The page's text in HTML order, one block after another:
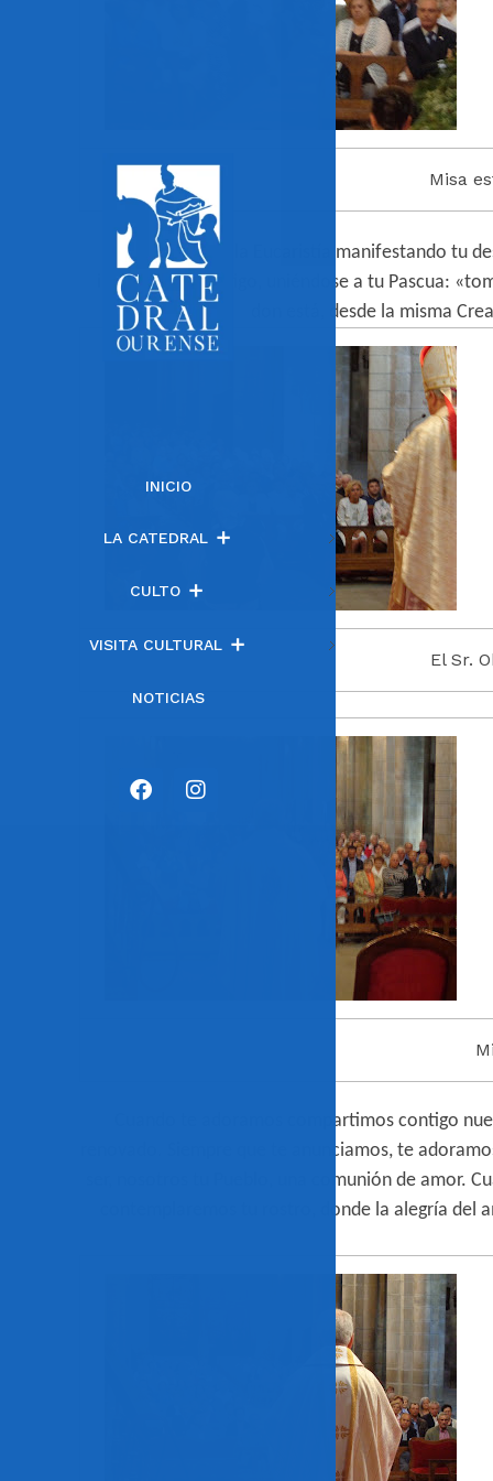
INICIO
LA CATEDRAL
CULTO
VISITA CULTURAL
NOTICIAS
Misa
Tu
instituiste la Eucaristía manifestando tu
identificado contigo, uniéndose a tu Pascua:
don está, desde la misma
El Sr.
Cuando te adoramos compartimos contigo
renovado. Siempre que te anunciamos, te
comuniónde amor.
contemplaremos tu rostro, donde la alegría